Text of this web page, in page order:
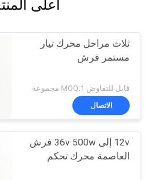
أعلى
ثلاث مراحل محرك تيار
مستمر فرش
قابل للتفاوض MOQ:1 مجموعة
الاتصال
12v إلى 36v 500w فرش
العاصمة محرك تحكم